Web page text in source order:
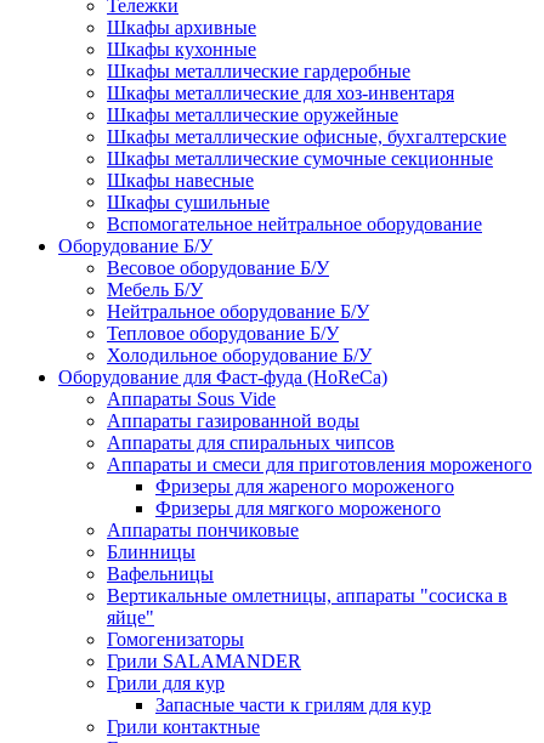
Тележки
Шкафы архивные
Шкафы кухонные
Шкафы металлические гардеробные
Шкафы металлические для хоз-инвентаря
Шкафы металлические оружейные
Шкафы металлические офисные, бухгалтерские
Шкафы металлические сумочные секционные
Шкафы навесные
Шкафы сушильные
Вспомогательное нейтральное оборудование
Оборудование Б/У
Весовое оборудование Б/У
Мебель Б/У
Нейтральное оборудование Б/У
Тепловое оборудование Б/У
Холодильное оборудование Б/У
Оборудование для Фаст-фуда (HoReCa)
Аппараты Sous Vide
Аппараты газированной воды
Аппараты для спиральных чипсов
Аппараты и смеси для приготовления мороженого
Фризеры для жареного мороженого
Фризеры для мягкого мороженого
Аппараты пончиковые
Блинницы
Вафельницы
Вертикальные омлетницы, аппараты "сосиска в
яйце"
Гомогенизаторы
Грили SALAMANDER
Грили для кур
Запасные части к грилям для кур
Грили контактные